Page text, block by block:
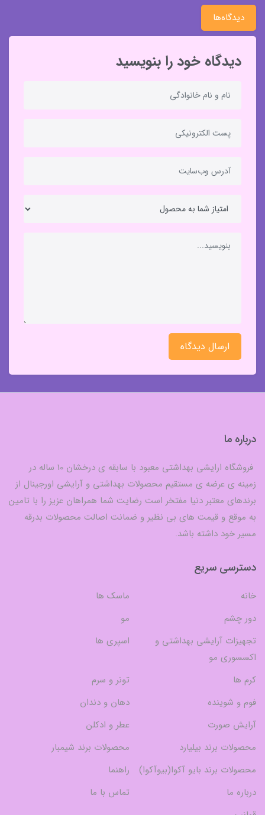
دیدگاه‌ها
دیدگاه خود را بنویسید
ارسال دیدگاه
درباره ما
فروشگاه ارایشی بهداشتی معبود با سابقه ی درخشان 10 ساله در
زمینه ی عرضه ی مستقیم محصولات بهداشتی و آرایشی اورجینال از
برندهای معتبر دنیا مفتخر است رضایت شما همراهان عزیز را با تامین
به موقع و قیمت های بی نظیر و ضمانت اصالت محصولات بدرقه
مسیر خود داشته باشد.
دسترسی سریع
خانه
ماسک ها
دور چشم
مو
تجهیزات آرایشی بهداشتی و
اکسسوری مو
اسپری ها
کرم ها
تونر و سرم
فوم و شوینده
دهان و دندان
آرایش صورت
عطر و ادکلن
محصولات برند بیلیارد
محصولات برند شیمبار
محصولات برند بایو آکوا(بیوآکوا)
راهنما
درباره ما
تماس با ما